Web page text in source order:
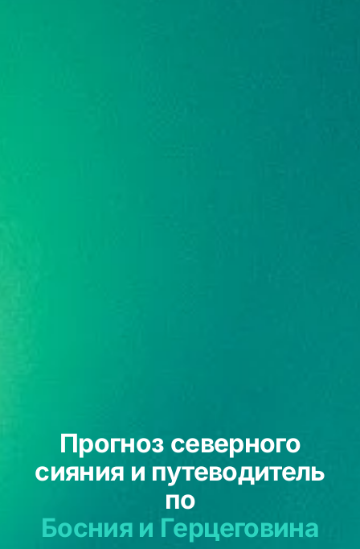
Прогноз северного
сияния и путеводитель
по
Босния и Герцеговина